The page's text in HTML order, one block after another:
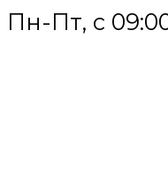
Пн-Пт, с